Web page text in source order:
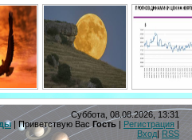
Суббота, 08.08.2026, 13:31
| Приветствую Вас Гость | Регистрация |
Вход| RSS